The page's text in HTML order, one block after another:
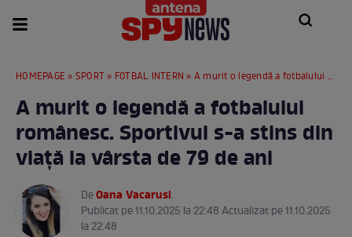
HOMEPAGE » SPORT » FOTBAL INTERN » A murit o legendă a fotbalului românesc. Sportivul s-a stins din viață la vârsta de 79 de ani
A murit o legendă a fotbalului
românesc. Sportivul s-a stins din
viață la vârsta de 79 de ani
DeOana Vacarusi.
Publicat pe 11.10.2025 la 22:48 Actualizat pe 11.10.2025
la 22:48